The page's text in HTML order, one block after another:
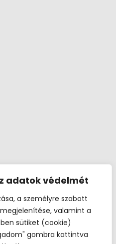
adatok védelmét
a személyre szabott
valamint a
sütiket (cookie)
gombra kattintva